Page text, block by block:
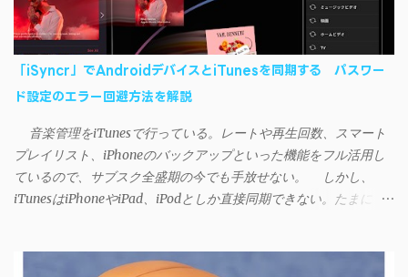
「iSyncr」でAndroidデバイスとiTunesを同期する パスワー
ド設定のエラー回避方法を解説
音楽管理をiTunesで行っている。レートや再生回数、スマート
プレイリスト、iPhoneのバックアップといった機能をフル活用し
ているので、サブスク全盛期の今でも手放せない。 しかし、
iTunesはiPhoneやiPad、iPodとしか直接同期できない。たまに
ドパーティー製のアプリを PC と Androidデバイス それぞれにイン